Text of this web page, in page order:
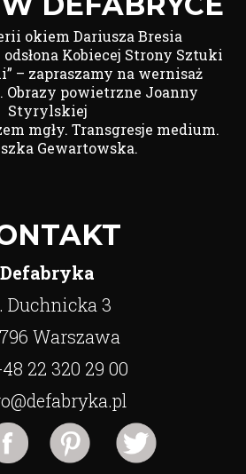
okiem Dariusza Bresia
Kobiecej Strony Sztuki
– zapraszamy na wernisaż
Obrazy powietrzne Joanny
Styrylskiej
mgły. Transgresje medium.
Gewartowska.
Defabryka
Duchnicka 3
Warszawa
22 320 29 00